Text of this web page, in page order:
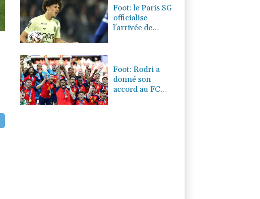
Foot: le Paris SG
officialise
l'arrivée de
Monaco
Foot: Rodri a
donné son
accord au FC